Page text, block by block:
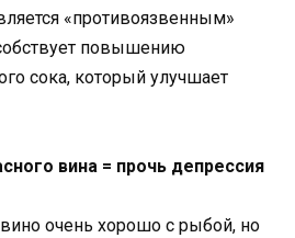
«противоязвенным»
повышению
сока, который улучшает
вина = прочь депрессия
очень хорошо с рыбой, но